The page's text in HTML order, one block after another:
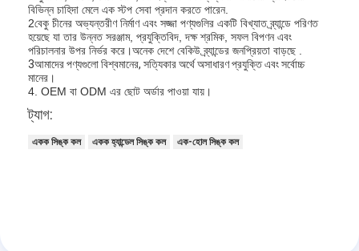
বাড়ি
বিভিন্ন চাহিদা মেলে এক স্টপ সেবা প্রদান করতে পারেন.
2বেকু চীনের অভ্যন্তরীণ নির্মাণ এবং সজ্জা পণ্যগুলির একটি বিখ্যাত ব্র্যান্ডে পরিণত
হয়েছে যা তার উন্নত সরঞ্জাম, প্রযুক্তিবিদ, দক্ষ শ্রমিক, সফল বিপণন এবং
পরিচালনার উপর নির্ভর করে।অনেক দেশে বেকিউ ব্র্যান্ডের জনপ্রিয়তা বাড়ছে .
3আমাদের পণ্যগুলো বিশ্বমানের, সত্যিকার অর্থে অসাধারণ প্রযুক্তি এবং সর্বোচ্চ
মানের।
4. OEM বা ODM এর ছোট অর্ডার পাওয়া যায়।
ট্যাগ:
একক সিঙ্ক কল একক হ্যান্ডেল সিঙ্ক কল এক-হোল সিঙ্ক কল